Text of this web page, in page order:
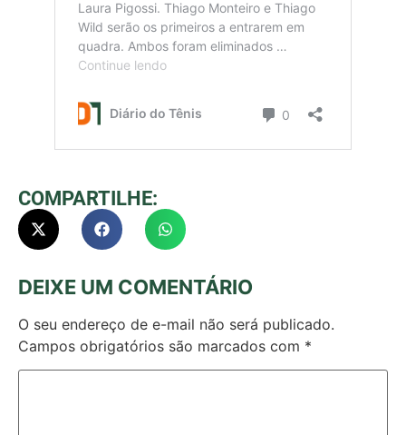
COMPARTILHE:
DEIXE UM COMENTÁRIO
O seu endereço de e-mail não será publicado.
Campos obrigatórios são marcados com *